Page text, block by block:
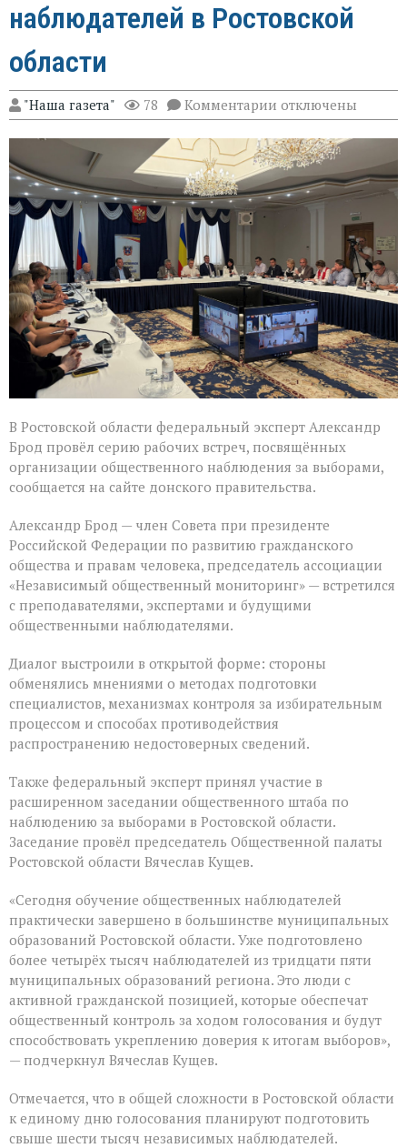
наблюдателей в Ростовской
области
"Наша газета" 78 Комментарии к
записи
Эксперт
Александр
Брод
высоко
оценил
подготовку
наблюдателей
Ростовской
области
отключены
В Ростовской области федеральный эксперт Александр
Брод провёл серию рабочих встреч, посвящённых
организации общественного наблюдения за выборами,
сообщается на сайте донского правительства.
Александр Брод — член Совета при президенте
Российской Федерации по развитию гражданского
общества и правам человека, председатель ассоциации
«Независимый общественный мониторинг» — встретился
с преподавателями, экспертами и будущими
общественными наблюдателями.
Диалог выстроили в открытой форме: стороны
обменялись мнениями о методах подготовки
специалистов, механизмах контроля за избирательным
процессом и способах противодействия
распространению недостоверных сведений.
Также федеральный эксперт принял участие в
расширенном заседании общественного штаба по
наблюдению за выборами в Ростовской области.
Заседание провёл председатель Общественной палаты
Ростовской области Вячеслав Кущев.
«Сегодня обучение общественных наблюдателей
практически завершено в большинстве муниципальных
образований Ростовской области. Уже подготовлено
более четырёх тысяч наблюдателей из тридцати пяти
муниципальных образований региона. Это люди с
активной гражданской позицией, которые обеспечат
общественный контроль за ходом голосования и будут
способствовать укреплению доверия к итогам выборов»,
— подчеркнул Вячеслав Кущев.
Отмечается, что в общей сложности в Ростовской области
к единому дню голосования планируют подготовить
свыше шести тысяч независимых наблюдателей.